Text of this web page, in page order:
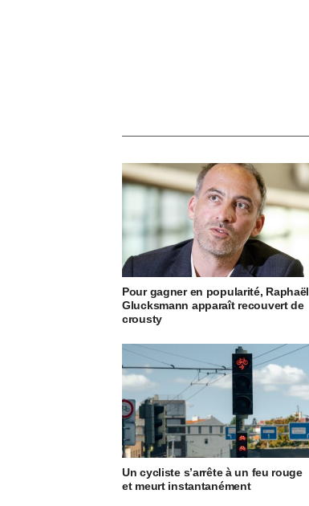
Pour gagner en popularité, Raphaël
Glucksmann apparaît recouvert de
crousty
Un cycliste s’arrête à un feu rouge
et meurt instantanément